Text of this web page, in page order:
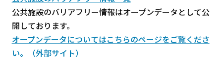
公共施設のバリアフリー情報はオープンデータとして公
開しております。
オープンデータについてはこちらのページをご覧くださ
い。（外部サイト）